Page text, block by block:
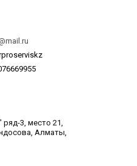
3, место 21,
Алматы,